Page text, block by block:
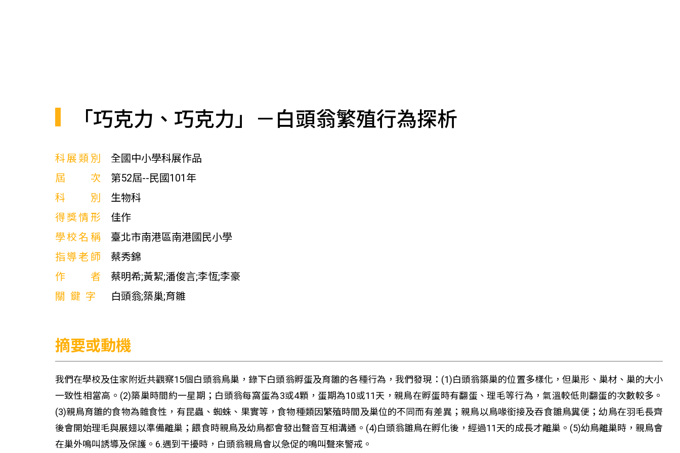
「巧克力、巧克力」－白頭翁繁殖行為探析
科展類別
全國中小學科展作品
屆次
第52屆--民國101年
科別
生物科
得獎情形
佳作
學校名稱
臺北市南港區南港國民小學
指導老師
蔡秀錦
作者
蔡明希;黃絜;潘俊言;李恆;李豪
關鍵字
白頭翁;築巢;育雛
摘要或動機
我們在學校及住家附近共觀察15個白頭翁鳥巢，錄下白頭翁孵蛋及育雛的各種行為，我們發現：(1)白頭翁築巢的位置多樣化，但巢形、巢材、巢的大小
一致性相當高。(2)築巢時間約一星期；白頭翁每窩蛋為3或4顆，蛋期為10或11天，親鳥在孵蛋時有翻蛋、理毛等行為，氣溫較低則翻蛋的次數較多。
(3)親鳥育雛的食物為雜食性，有昆蟲、蜘蛛、果實等，食物種類因繁殖時間及巢位的不同而有差異；親鳥以鳥喙銜接及吞食雛鳥糞便；幼鳥在羽毛長齊
後會開始理毛與展翅以準備離巢；餵食時親鳥及幼鳥都會發出聲音互相溝通。(4)白頭翁雛鳥在孵化後，經過11天的成長才離巢。(5)幼鳥離巢時，親鳥會
在巢外鳴叫誘導及保護。6.遇到干擾時，白頭翁親鳥會以急促的鳴叫聲來警戒。